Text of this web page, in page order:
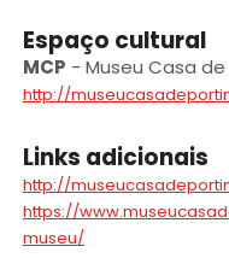
Espaço cultural
MCP - Museu Casa
http://
Links adicionais
http://
https://
museu/